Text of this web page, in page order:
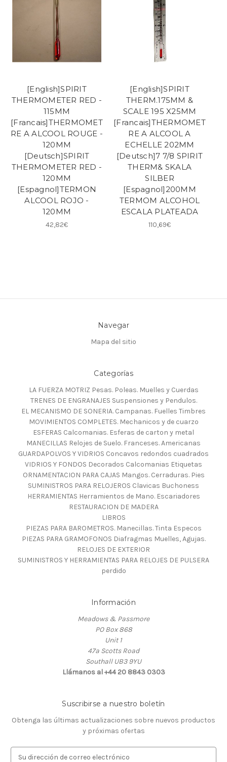
[English]SPIRIT
THERMOMETER RED -
115MM
[Francais]THERMOMET
RE A ALCOOL ROUGE -
120MM
[Deutsch]SPIRIT
THERMOMETER RED -
120MM
[Espagnol]TERMON
ALCOOL ROJO -
120MM
42,82€
[English]SPIRIT
THERM.175MM &
SCALE 195 X25MM
[Francais]THERMOMET
RE A ALCOOL A
ECHELLE 202MM
[Deutsch]7 7/8 SPIRIT
THERM& SKALA
SILBER
[Espagnol]200MM
TERMOM ALCOHOL
ESCALA PLATEADA
110,69€
Navegar
Mapa del sitio
Categorías
LA FUERZA MOTRIZ Pesas. Poleas. Muelles y Cuerdas
TRENES DE ENGRANAJES Suspensiones y Pendulos.
EL MECANISMO DE SONERIA. Campanas. Fuelles Timbres
MOVIMIENTOS COMPLETES. Mechanicos y de cuarzo
ESFERAS Calcomanias. Esferas de carton y metal
MANECILLAS Relojes de Suelo. Franceses. Americanas
GUARDAPOLVOS Y VIDRIOS Concavos redondos cuadrados
VIDRIOS Y FONDOS Decorados Calcomanias Etiquetas
ORNAMENTACION PARA CAJAS Mangos. Cerraduras. Pies
SUMINISTROS PARA RELOJEROS Clavicas Buchoness
HERRAMIENTAS Herramientos de Mano. Escariadores
RESTAURACION DE MADERA
LIBROS
PIEZAS PARA BAROMETROS. Manecillas. Tinta Especos
PIEZAS PARA GRAMOFONOS Diafragmas Muelles, Agujas.
RELOJES DE EXTERIOR
SUMINISTROS Y HERRAMIENTAS PARA RELOJES DE PULSERA
perdido
Información
Meadows & Passmore
PO Box 868
Unit 1
47a Scotts Road
Southall UB3 9YU
Llámanos al +44 20 8843 0303
Suscribirse a nuestro boletín
Obtenga las últimas actualizaciones sobre nuevos productos
y próximas ofertas